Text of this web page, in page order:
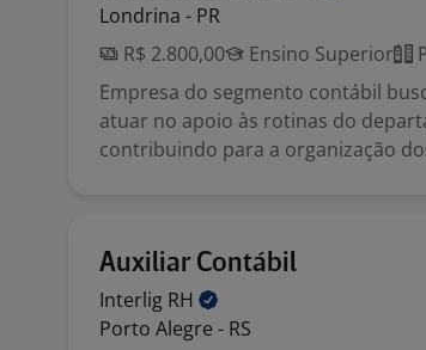
Londrina - PR
R$ 2.800,00
Ensino Superior
Empresa do segmento contábil
atuar no apoio às rotinas do
contribuindo para a organização
Auxiliar Contábil
Interlig RH
Porto Alegre - RS